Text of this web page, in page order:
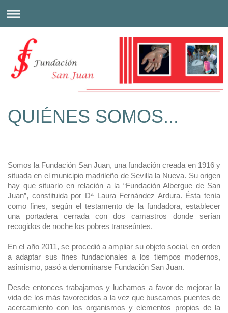
QUIÉNES SOMOS...
Somos la Fundación San Juan, una fundación creada en 1916 y
situada en el municipio madrileño de Sevilla la Nueva. Su origen
hay que situarlo en relación a la “Fundación Albergue de San
Juan”, constituida por Dª Laura Fernández Ardura. Ésta tenía
como fines, según el testamento de la fundadora, establecer
una portadera cerrada con dos camastros donde serían
recogidos de noche los pobres transeúntes.
En el año 2011, se procedió a ampliar su objeto social, en orden
a adaptar sus fines fundacionales a los tiempos modernos,
asimismo, pasó a denominarse Fundación San Juan.
Desde entonces trabajamos y luchamos a favor de mejorar la
vida de los más favorecidos a la vez que buscamos puentes de
acercamiento con los organismos y elementos propios de la